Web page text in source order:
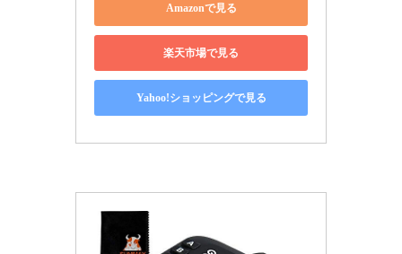
Amazonで見る
楽天市場で見る
Yahoo!ショッピングで見る